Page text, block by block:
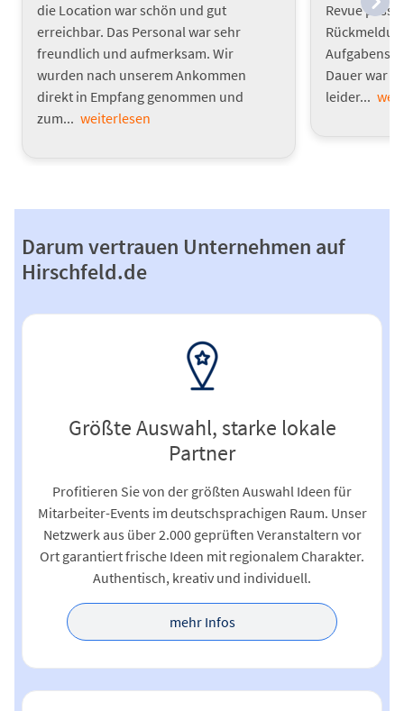
die Location war schön und gut
erreichbar. Das Personal war sehr
freundlich und aufmerksam. Wir
wurden nach unserem Ankommen
direkt in Empfang genommen und
zum... weiterlesen
Revue
Dauer war
leider...
Darum vertrauen Unternehmen auf
Hirschfeld.de
Größte Auswahl, starke lokale
Partner
Profitieren Sie von der größten Auswahl Ideen für
Mitarbeiter-Events im deutschsprachigen Raum. Unser
Netzwerk aus über 2.000 geprüften Veranstaltern vor
Ort garantiert frische Ideen mit regionalem Charakter.
Authentisch, kreativ und individuell.
mehr Infos